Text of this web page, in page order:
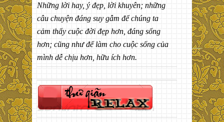
Những lời hay, ý đẹp, lời khuyên; những
câu chuyện đáng suy gẫm để chúng ta
cảm thấy cuộc đời đẹp hơn, đáng sống
hơn; cũng như để làm cho cuộc sống của
mình dễ chịu hơn, hữu ích hơn.